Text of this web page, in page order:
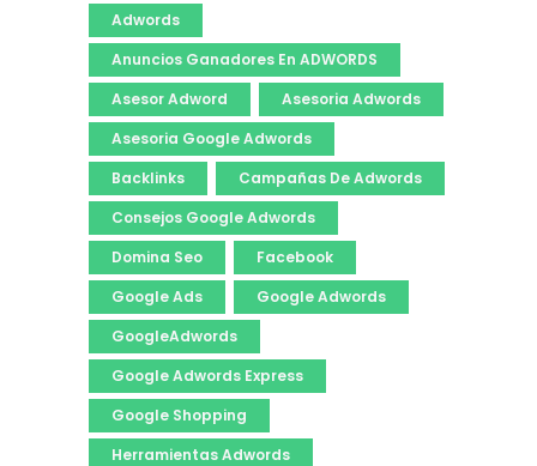
Adwords
Anuncios Ganadores En ADWORDS
Asesor Adword
Asesoria Adwords
Asesoria Google Adwords
Backlinks
Campañas De Adwords
Consejos Google Adwords
Domina Seo
Facebook
Google Ads
Google Adwords
GoogleAdwords
Google Adwords Express
Google Shopping
Herramientas Adwords